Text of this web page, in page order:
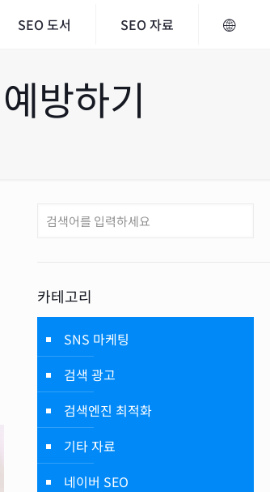
SEO 도서 SEO 자료
방하기
카테고리
SNS 마케팅
검색 광고
검색엔진 최적화
기타 자료
네이버 SEO